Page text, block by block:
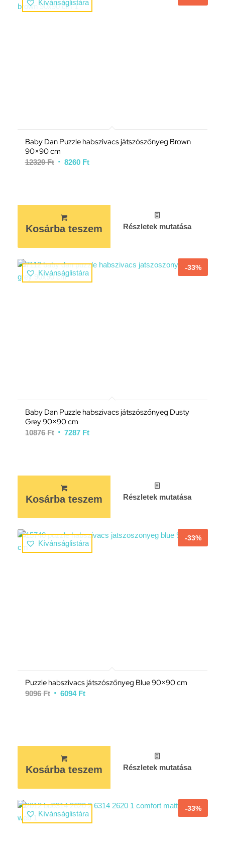
Kívánságlistára
Baby Dan Puzzle habszivacs játszószőnyeg Brown
90×90 cm
12329Ft 8260 Ft
Kosárba teszem Részletek mutatása
Kívánságlistára
-33%
Baby Dan Puzzle habszivacs játszószőnyeg Dusty
Grey 90×90 cm
10876Ft 7287 Ft
Kosárba teszem Részletek mutatása
Kívánságlistára
-33%
Puzzle habszivacs játszószőnyeg Blue 90×90 cm
9096Ft 6094 Ft
Kosárba teszem Részletek mutatása
Kívánságlistára
-33%